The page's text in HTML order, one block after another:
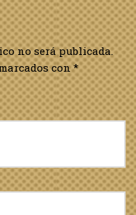
no será publicada.
con*